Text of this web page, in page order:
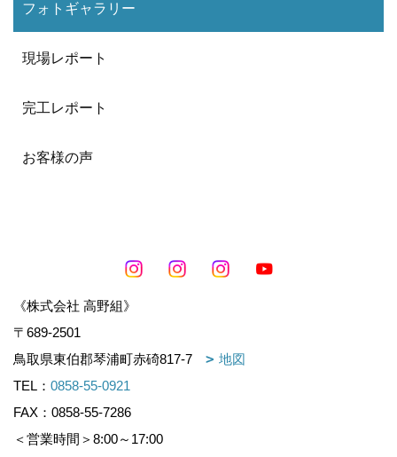
フォトギャラリー
現場レポート
完工レポート
お客様の声
《株式会社 高野組》
〒689-2501
鳥取県東伯郡琴浦町赤碕817-7
地図
TEL： 0858-55-0921
FAX：0858-55-7286
＜営業時間＞8:00～17:00